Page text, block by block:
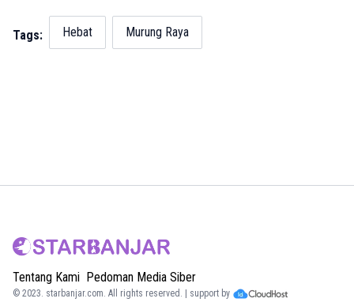
Tags: Hebat Murung Raya
Tentang Kami Pedoman Media Siber
© 2023. starbanjar.com. All rights reserved. | support by